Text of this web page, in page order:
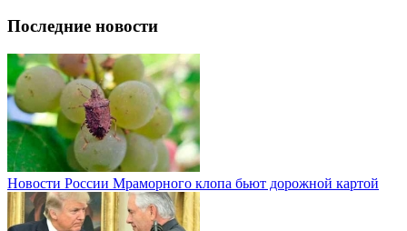
Последние новости
Новости России Мраморного клопа бьют дорожной картой